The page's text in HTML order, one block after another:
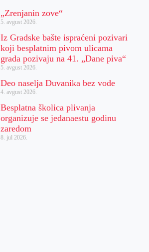
„Zrenjanin zove“
5. avgust 2026.
Iz Gradske bašte ispraćeni pozivari
koji besplatnim pivom ulicama
grada pozivaju na 41. „Dane piva“
5. avgust 2026.
Deo naselja Duvanika bez vode
4. avgust 2026.
Besplatna školica plivanja
organizuje se jedanaestu godinu
zaredom
8. jul 2026.